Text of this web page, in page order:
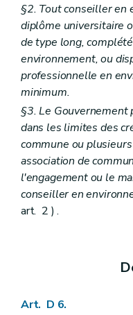
Art.
Art.
Art.
Section 4
Art.
Chapitre IV
Art. D29-21
Art. D29-
Art. D29-
Art. D29-
Chapitre V
Art. D29-
Art. D29-
Art. D29-
Partie IV Planification
Chapitre premier
Art. D 35
§2. Tout conseiller
diplôme universitaire
de type long,
environnement, ou
professionnelle en
minimum.
§3. Le Gouvernement
dans les limites des
commune ou
association de
l'engagement ou le
conseiller en
art. 2 ) .
Art. D 6.